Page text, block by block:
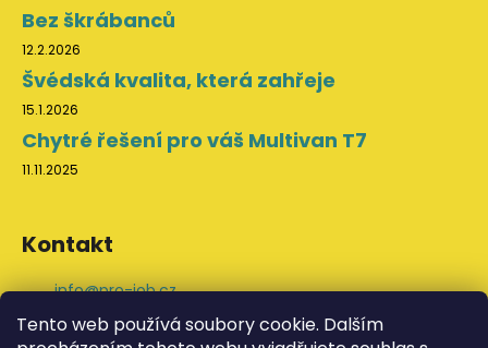
Tento web používá soubory cookie. Dalším
Bez škrábanců
12.2.2026
Švédská kvalita, která zahřeje
15.1.2026
Chytré řešení pro váš Multivan T7
11.11.2025
Kontakt
info@pro-job.cz
+420 776 202 043
ProJob na Facebooku